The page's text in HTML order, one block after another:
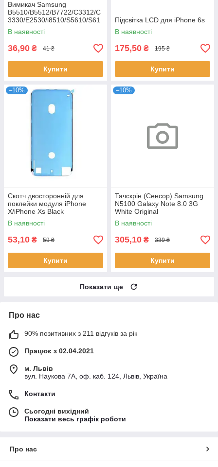
Вимикач Samsung
B5510/B5512/B7722/C3312/C
3330/E2530/i8510/S5610/S61
02
В наявності
36,90 ₴ 41 ₴
Купити
Підсвітка LCD для iPhone 6s
В наявності
175,50 ₴ 195 ₴
Купити
–10%
Скотч двосторонній для
поклейки модуля iPhone
X/iPhone Xs Black
В наявності
53,10 ₴ 59 ₴
Купити
–10%
Тачскрін (Сенсор) Samsung
N5100 Galaxy Note 8.0 3G
White Original
В наявності
305,10 ₴ 339 ₴
Купити
Показати ще
Про нас
90% позитивних з 211 відгуків за рік
Працює з 02.04.2021
м. Львів
вул. Наукова 7А, оф. каб. 124, Львів, Україна
Контакти
Сьогодні вихідний
Показати весь графік роботи
Про нас